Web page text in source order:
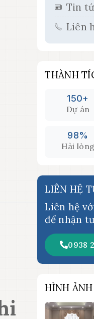
Tin
Liên
THÀNH
150+
Dự án
98%
Hài lòng
LIÊN HỆ
Liên hệ
để nhận
0938
HÌNH